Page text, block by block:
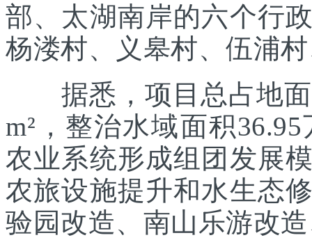
部、太湖南岸的六个行
杨溇村、义皋村、伍浦
据悉，项目总占地面
m²，整治水域面积
农业系统形成组团发展
农旅设施提升和水生态
验园改造、南山乐游改